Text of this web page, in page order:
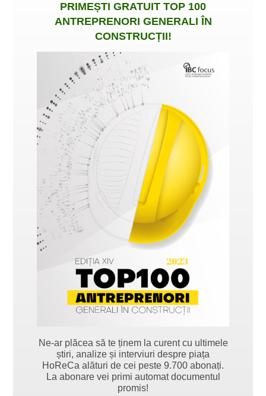
PRIMEȘTI GRATUIT TOP 100
ANTREPRENORI GENERALI ÎN
CONSTRUCȚII!
Ne-ar plăcea să te ținem la curent cu ultimele
știri, analize și interviuri despre piața
HoReCa alături de cei peste 9.700 abonați.
La abonare vei primi automat documentul
promis!